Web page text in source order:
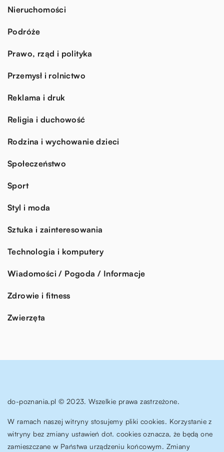
Nieruchomości
Podróże
Prawo, rząd i polityka
Przemysł i rolnictwo
Reklama i druk
Religia i duchowość
Rodzina i wychowanie dzieci
Społeczeństwo
Sport
Styl i moda
Sztuka i zainteresowania
Technologia i komputery
Wiadomości / Pogoda / Informacje
Zdrowie i fitness
Zwierzęta
do-poznania.pl © 2023. Wszelkie prawa zastrzeżone.
W ramach naszej witryny stosujemy pliki cookies. Korzystanie z
witryny bez zmiany ustawień dot. cookies oznacza, że będą one
zamieszczane w Państwa urządzeniu końcowym. Zmiany